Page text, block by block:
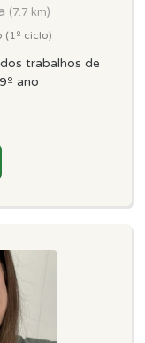
(7.7 km)
(1º ciclo)
trabalhos de
ano